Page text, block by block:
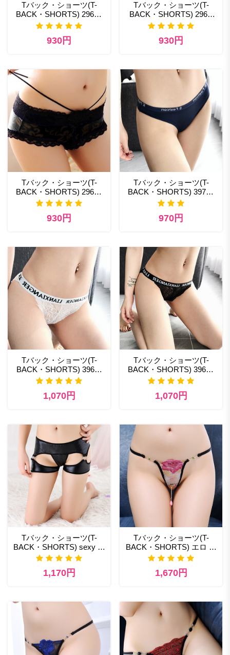
Tバック・ショーツ(T-
BACK・SHORTS) 296pk
セクシー ランジェリー 通
930円
Tバック・ショーツ(T-
BACK・SHORTS) 296bl
セクシー ランジェリー え
930円
Tバック・ショーツ(T-
BACK・SHORTS) 296bk
高級 ランジェリー ブラン
930円
Tバック・ショーツ(T-
BACK・SHORTS) 397nb
エロ 下着セクシーランジ
970円
Tバック・ショーツ(T-
BACK・SHORTS) 396wt
熟女 エロ ランジェリー
1,070円
Tバック・ショーツ(T-
BACK・SHORTS) 396bk
ランジェリー ショップ 安
1,070円
Tバック・ショーツ(T-
BACK・SHORTS) sexy ラ
ンジェリー
1,170円
Tバック・ショーツ(T-
BACK・SHORTS) エロ パ
ンツ ランジェリー通販
1,670円